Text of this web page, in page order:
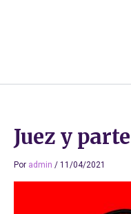
Juez y parte
Por admin / 11/04/2021